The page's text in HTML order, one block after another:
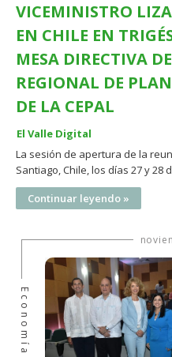
VICEMINISTRO
EN CHILE EN
MESA DIRECTIVA
REGIONAL DE
DE LA CEPAL
El Valle Digital
La sesión de apertura de la
Santiago, Chile, los días 27 y 28
Continuar leyendo »
Economía